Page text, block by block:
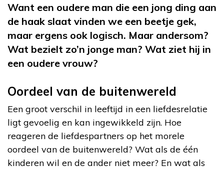
Want een oudere man die een jong ding aan
de haak slaat vinden we een beetje gek,
maar ergens ook logisch. Maar andersom?
Wat bezielt zo’n jonge man? Wat ziet hij in
een oudere vrouw?
Oordeel van de buitenwereld
Een groot verschil in leeftijd in een liefdesrelatie
ligt gevoelig en kan ingewikkeld zijn. Hoe
reageren de liefdespartners op het morele
oordeel van de buitenwereld? Wat als de één
kinderen wil en de ander niet meer? En wat als